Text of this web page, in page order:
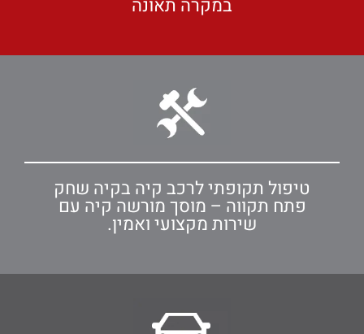
במקרה תאונה
טיפול תקופתי לרכב קיה בקיה שחק
פתח תקווה – מוסך מורשה קיה עם
שירות מקצועי ואמין.